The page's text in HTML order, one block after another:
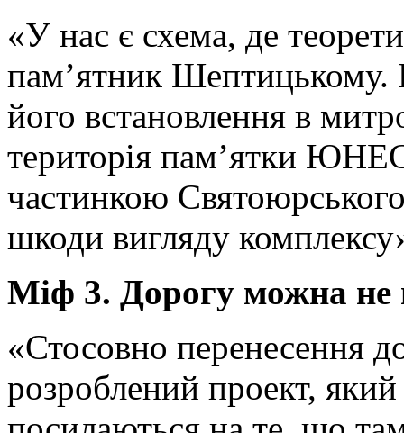
«У нас є схема, де
пам’ятник Шептицькому.
його встановлення в
територія пам’ятки
частинкою
шкоди вигляду
Міф 3. Дорогу можна не
«Стосовно перенесення
розроблений проект,